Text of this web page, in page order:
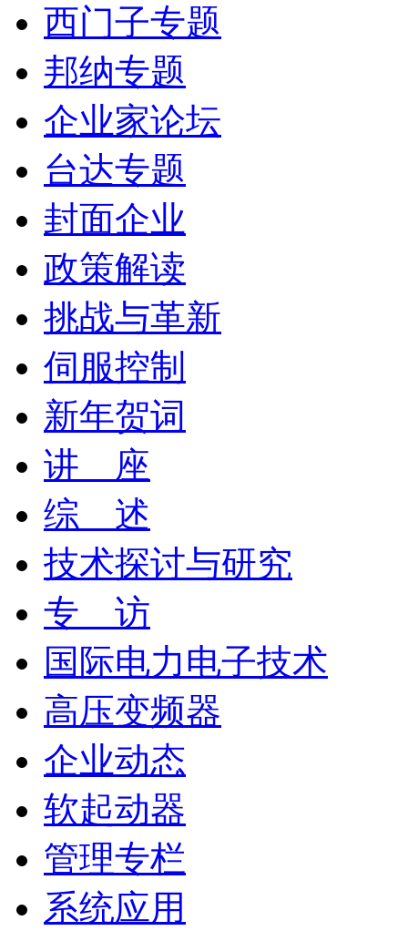
西门子专题
邦纳专题
企业家论坛
台达专题
封面企业
政策解读
挑战与革新
伺服控制
新年贺词
讲 座
综 述
技术探讨与研究
专 访
国际电力电子技术
高压变频器
企业动态
软起动器
管理专栏
系统应用